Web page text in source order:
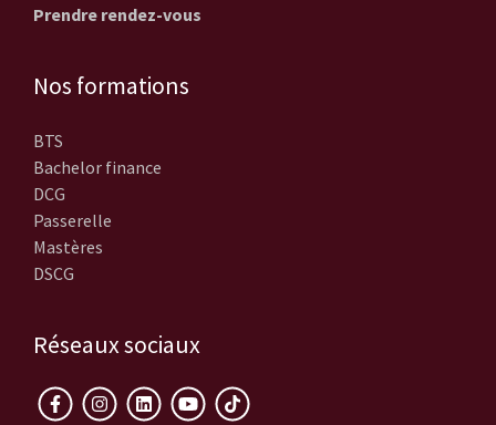
Prendre rendez-vous
Nos formations
BTS
Bachelor finance
DCG
Passerelle
Mastères
DSCG
Réseaux sociaux